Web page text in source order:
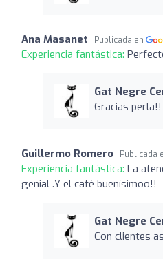
Ana Masanet Publicada en
Experiencia fantástica:
Gat Negre
Gracias perla!!
Guillermo Romero Publicada
Experiencia fantástica: La
genial .Y el café buenísimoo!!
Gat Negre
Con clientes